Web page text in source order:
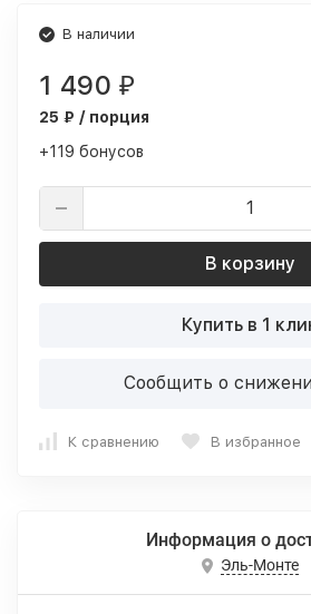
В наличии
1 490 ₽
25 ₽ / порция
+119 бонусов
В корзину
Купить в 1
Сообщить о
К сравнению В избранное
Информация о
Эль-Монте